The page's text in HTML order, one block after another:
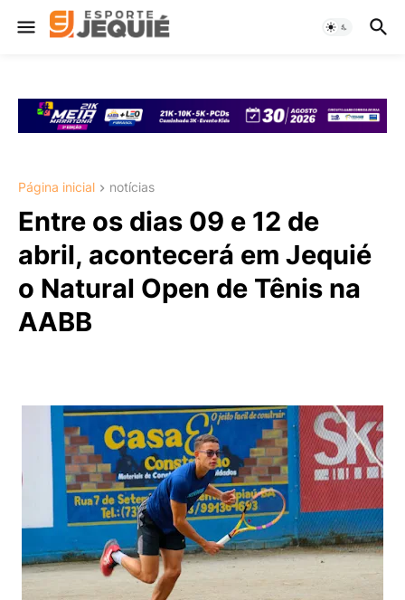
Página inicial notícias
Entre os dias 09 e 12 de
abril, acontecerá em Jequié
o Natural Open de Tênis na
AABB